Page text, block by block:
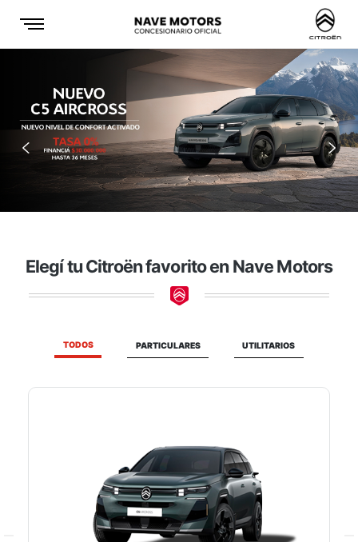
Anterior
Elegí tu Citroën favorito en Nave Motors
TODOS PARTICULARES UTILITARIOS